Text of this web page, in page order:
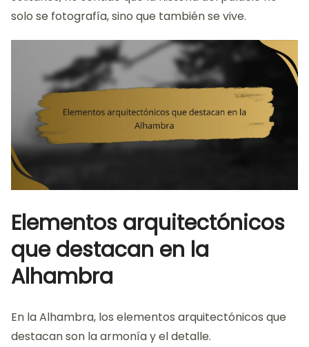
solo se fotografía, sino que también se vive.
Elementos arquitectónicos
que destacan en la
Alhambra
En la Alhambra, los elementos arquitectónicos que
destacan son la armonía y el detalle.